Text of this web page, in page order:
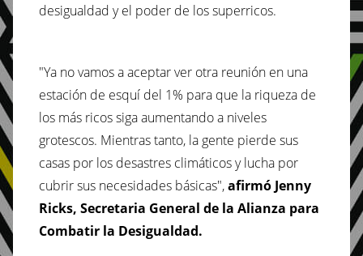
desigualdad y el poder de los superricos.
"Ya no vamos a aceptar ver otra reunión en una
estación de esquí del 1% para que la riqueza de
los más ricos siga aumentando a niveles
grotescos. Mientras tanto, la gente pierde sus
casas por los desastres climáticos y lucha por
cubrir sus necesidades básicas",afirmó Jenny
Ricks, Secretaria General de la Alianza para
Combatir la Desigualdad.